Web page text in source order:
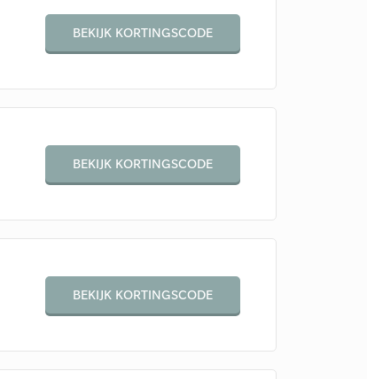
BEKIJK KORTINGSCODE
BEKIJK KORTINGSCODE
BEKIJK KORTINGSCODE